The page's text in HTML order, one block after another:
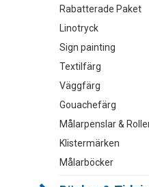
Rabatterade Paket
Linotryck
Sign painting
Textilfärg
Väggfärg
Gouachefärg
Målarpenslar &
Klistermärken
Målarböcker